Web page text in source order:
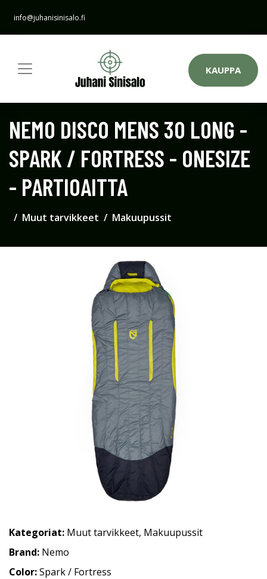
info@juhanisinisalo.fi
KAUPPA
NEMO DISCO MENS 30 LONG -
SPARK / FORTRESS - ONESIZE
- PARTIOAITTA
Muut tarvikkeet Makuupussit
Kategoriat: Muut tarvikkeet, Makuupussit
Brand: Nemo
Color:Spark / Fortress